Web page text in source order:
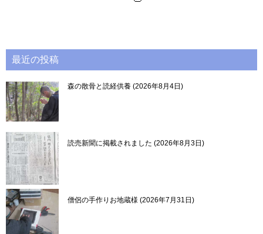
最近の投稿
森の散骨と読経供養 2026年8月4日
読売新聞に掲載されました 2026年8月3日
僧侶の手作りお地蔵様 2026年7月31日